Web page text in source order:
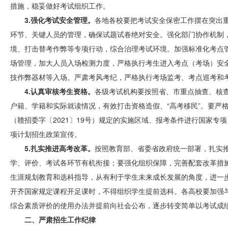
措施，稳妥做好考试组织工作。
3.强化考试安全管理。 各地各校要把考试安全保密工作摆在突出
环节、关键人员的管理，确保试题试卷绝对安全。强化部门协作机
境、打击替考作弊等专项行动，综合治理考试环境。加强标准化考
场管理，加大人员入场检测力度，严格执行考生进入考点（考场）
技作弊器材等入场。严肃考风考纪，严格执行考场监考、考点巡考
4.认真审核考生资格。 各级考试机构要按照省、市重点抽查、核
户籍、学籍和实际就读情况，有效打击资格造假、“高考移民”。要
（赣招委字〔2021〕19号）规定的实施区域、报考条件进行国家
项计划招生政策宣传。
5.扎实推进高考改革。 按照教育部、省委省政府统一部署，扎实
学、评价、考试各环节有机衔接；要强化组织保障，完善配套改革
生涯规划教育和选科指导，从有利于学生未来成长发展的角度，进
开齐国家规定课程开足课时，不得组织学生提前选科。各高校要加
综合素质评价的使用办法并提前向社会公布，逐步转变简单以考试成
二、严肃招生工作纪律